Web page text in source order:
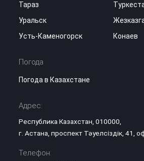
Тараз
Уральск
Усть-Каменогорск
Конаев
Погода
Погода в Казахстане
Адрес:
Республика Казахстан, 010000,
г. Астана, проспект Тәуелсіздік, 41,
Телефон: